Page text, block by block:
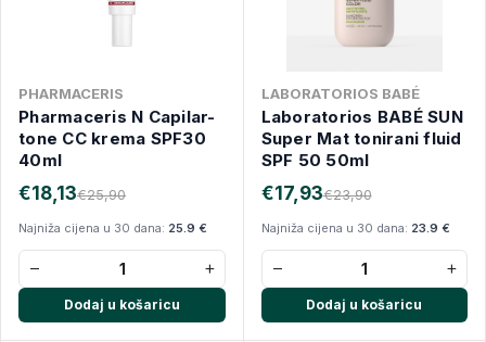
PHARMACERIS
Pharmaceris N Capilar-
tone CC krema SPF30
40ml
€25,90
€18,13
Najniža cijena u 30 dana: 25.9 €
− +
Dodaj u košaricu
LABORATORIOS BABÉ
Laboratorios BABÉ SUN
Super Mat tonirani fluid
SPF 50 50ml
€23,90
€17,93
Najniža cijena u 30 dana: 23.9 €
− +
Dodaj u košaricu